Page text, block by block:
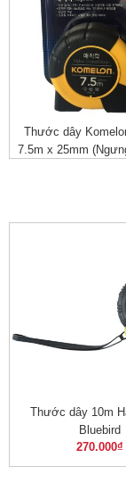
Thước dây
7.5m x 25mm
Thước dây 10m
Bluebird
270.000₫